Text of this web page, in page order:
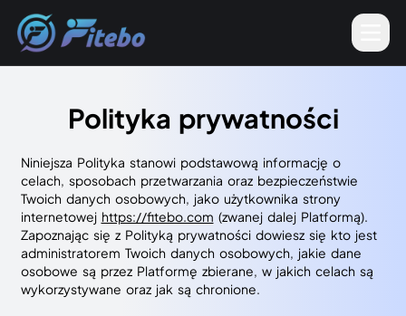
Polityka prywatności
Niniejsza Polityka stanowi podstawową informację o
celach, sposobach przetwarzania oraz bezpieczeństwie
Twoich danych osobowych, jako użytkownika strony
internetowej https://fitebo.com (zwanej dalej Platformą).
Zapoznając się z Polityką prywatności dowiesz się kto jest
administratorem Twoich danych osobowych, jakie dane
osobowe są przez Platformę zbierane, w jakich celach są
wykorzystywane oraz jak są chronione.